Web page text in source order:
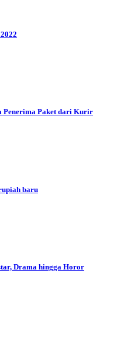
Penerima Paket dari Kurir
baru
Drama hingga Horor